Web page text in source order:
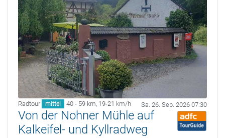
Radtour mittel 40 - 59 km, 19-21 km/h Sa. 26. Sep. 2026 07:30
Von der Nohner Mühle auf
Kalkeifel- und Kyllradweg